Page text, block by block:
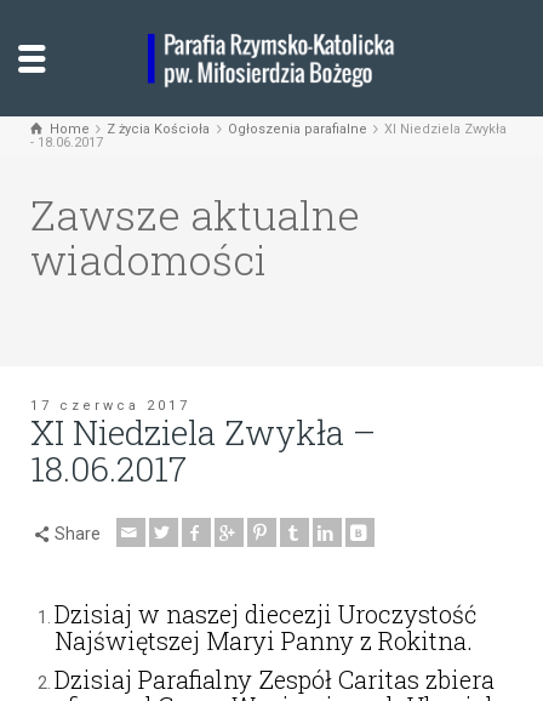
Home Z życia Kościoła Ogłoszenia parafialne
XI Niedziela Zwykła
- 18.06.2017
Zawsze aktualne
wiadomości
17 czerwca 2017
XI Niedziela Zwykła –
18.06.2017
Share
Dzisiaj w naszej diecezji Uroczystość
Najświętszej Maryi Panny z Rokitna.
Dzisiaj Parafialny Zespół Caritas zbiera